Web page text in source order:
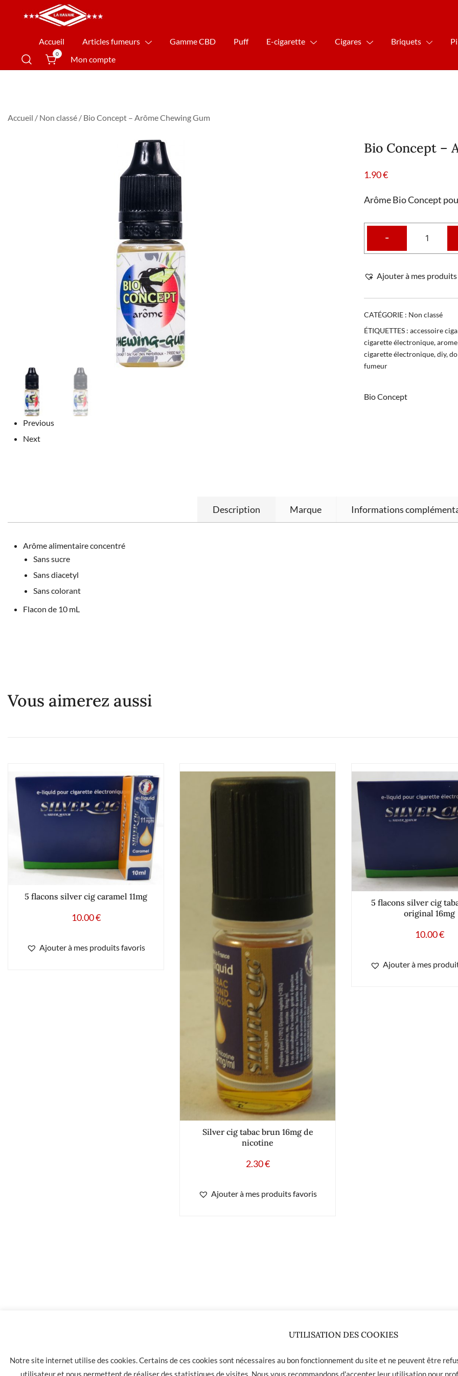
La Havane Nîmes
Accueil Articles fumeurs Gamme CBD Puff E-cigarette Cigares Briquets
0
Mon compte
Accueil / Non classé / Bio Concept – Arôme Chewing Gum
Previous
Next
Bio Concept –
1.90€
Arôme Bio Concept
-
Ajouter à mes
CATÉGORIE : Non classé
ÉTIQUETTES : accessoire
cigarette électronique,
cigarette électronique,diy,
fumeur
Bio Concept
Description Marque Informations
Arôme alimentaire concentré
Sans sucre
Sans diacetyl
Sans colorant
Flacon de 10 mL
Vous aimerez aussi
5 flacons silver cig caramel 11mg
10.00€
Ajouter à mes produits favoris
Silver cig tabac brun 16mg de
nicotine
2.30€
Ajouter à mes produits favoris
5 flacons silver cig
original 16mg
10.00€
Ajouter à mes
UTILISATION DES COOKIES
Notre site internet utilise des cookies. Certains de ces cookies sont nécessaires au bon fonctionnement du site et ne peuvent être
utilisateur et nous permettent de réaliser des statistiques de visites. Nous vous recommandons d'accepter leur utilisation pour